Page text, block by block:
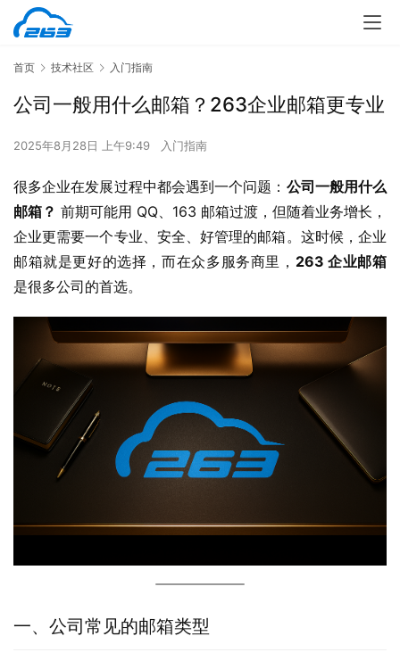
首页 技术社区 入门指南
公司一般用什么邮箱？263企业邮箱更专业
2025年8月28日 上午9:49 入门指南
很多企业在发展过程中都会遇到一个问题： 公司一般用什么
邮箱？ 前期可能用 QQ、163 邮箱过渡，但随着业务增长，
企业更需要一个专业、安全、好管理的邮箱。这时候，企业
邮箱就是更好的选择，而在众多服务商里， 263 企业邮箱
是很多公司的首选。
一、公司常见的邮箱类型